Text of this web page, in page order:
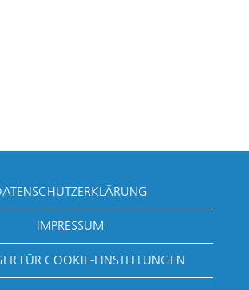
IMPRESSUM
FÜR COOKIE-EINSTELLUNGEN